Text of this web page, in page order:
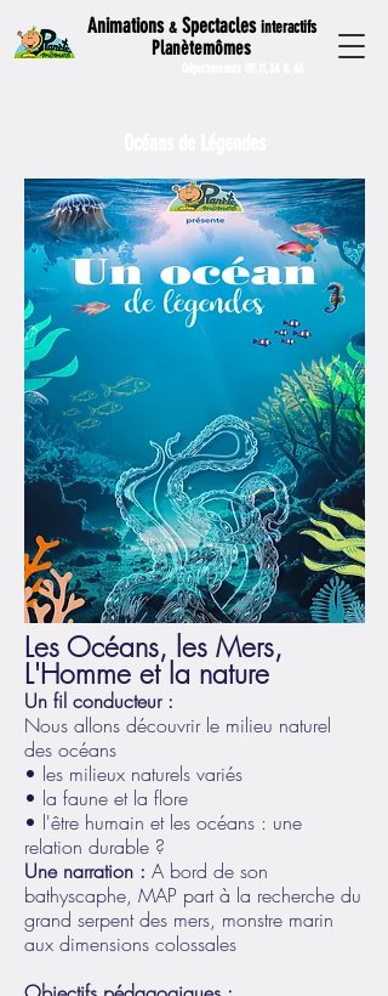
Animations &Spectaclesinteractifs
Planètemômes
Les Océans, les Mers,
L'Homme et la nature
Un fil conducteur :
Nous allons découvrir le milieu naturel
des océans
• les milieux naturels variés
• la faune et la flore
• l'être humain et les océans : une
relation durable ?
Une narration : A bord de son
bathyscaphe, MAP part à la recherche du
grand serpent des mers, monstre marin
aux dimensions colossales